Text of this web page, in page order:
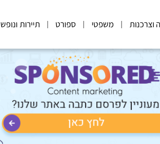
וצרכנות משפטי ספורט תיירות ונופש